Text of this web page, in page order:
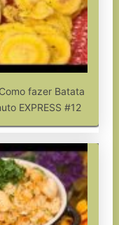
fazer Batata
EXPRESS #12